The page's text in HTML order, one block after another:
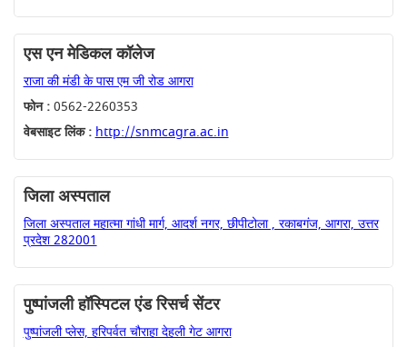
एस एन मेडिकल कॉलेज
राजा की मंडी के पास एम जी रोड आगरा
फोन :0562-2260353
वेबसाइट लिंक : http://snmcagra.ac.in
जिला अस्पताल
जिला अस्पताल महात्मा गांधी मार्ग, आदर्श नगर, छीपीटोला , रकाबगंज, आगरा, उत्तर
प्रदेश 282001
पुष्पांजली हॉस्पिटल एंड रिसर्च सेंटर
पुष्पांजली प्लेस, हरिपर्वत चौराहा देहली गेट आगरा